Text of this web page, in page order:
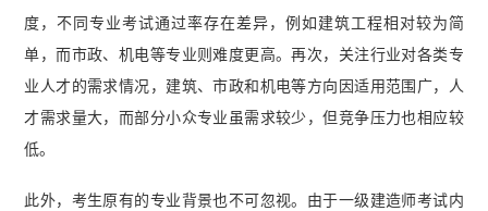
度，不同专业考试通过率存在差异，例如建筑工程相对较为简
单，而市政、机电等专业则难度更高。再次，关注行业对各类专
业人才的需求情况，建筑、市政和机电等方向因适用范围广，人
才需求量大，而部分小众专业虽需求较少，但竞争压力也相应较
低。
此外，考生原有的专业背景也不可忽视。由于一级建造师考试内